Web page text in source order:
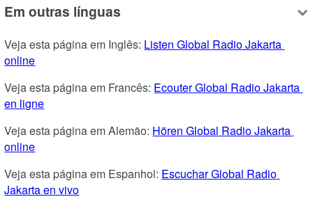
Em outras línguas
Veja esta página em Inglês: Listen Global Radio Jakarta
online
Veja esta página em Francês: Ecouter Global Radio Jakarta
en ligne
Veja esta página em Alemão: Hören Global Radio Jakarta
online
Veja esta página em Espanhol: Escuchar Global Radio
Jakarta en vivo